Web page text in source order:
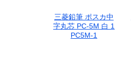
三菱鉛筆 ポスカ中
字丸芯 PC-5M 白 1
PC5M-1